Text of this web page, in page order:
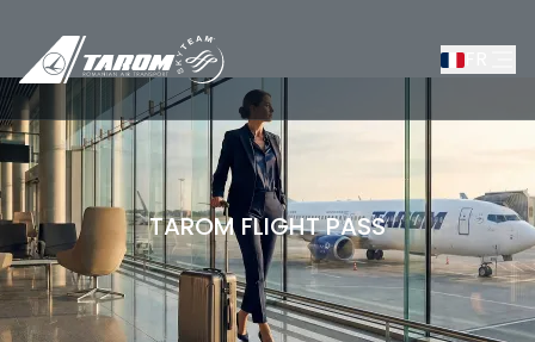
TAROM FLIGHT PASS
/ TAROM FLIGHT PASS